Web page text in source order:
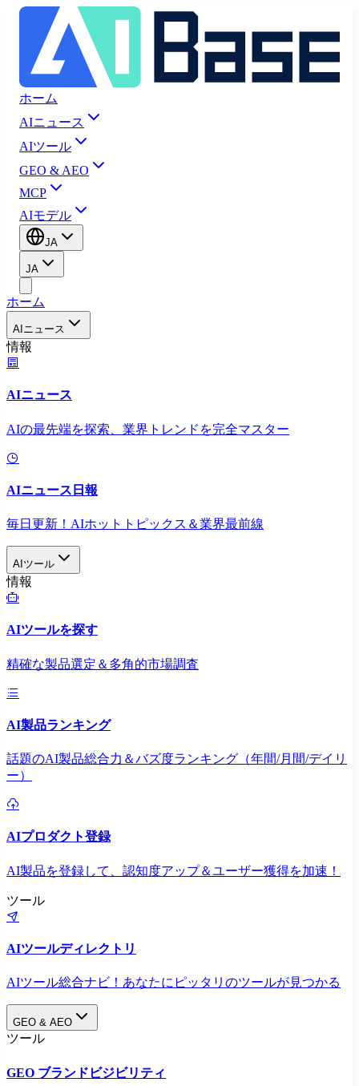
ホーム
AIニュース
AIツール
GEO & AEO
MCP
AIモデル
JA
JA
ホーム
AIニュース
情報
AIニュース
AIの最先端を探索、業界トレンドを完全マスター
AIニュース日報
毎日更新！AIホットトピックス＆業界最前線
AIツール
情報
AIツールを探す
精確な製品選定＆多角的市場調査
AI製品ランキング
話題のAI製品総合力＆バズ度ランキング（年間/月間/デイリ
ー）
AIプロダクト登録
AI製品を登録して、認知度アップ＆ユーザー獲得を加速！
ツール
AIツールディレクトリ
AIツール総合ナビ！あなたにピッタリのツールが見つかる
GEO & AEO
ツール
GEO ブランドビジビリティ